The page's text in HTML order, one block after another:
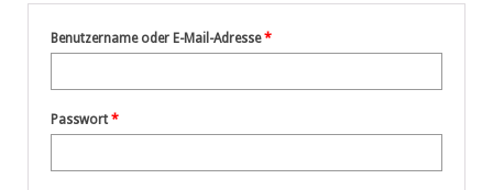
Benutzername oder E-Mail-Adresse*Erforderlich
Passwort *Erforderlich